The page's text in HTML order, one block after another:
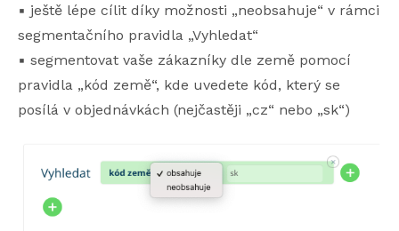
▪️ ještě lépe cílit díky možnosti „neobsahuje“ v rámci
segmentačního pravidla „Vyhledat“
▪️ segmentovat vaše zákazníky dle země pomocí
pravidla „kód země“, kde uvedete kód, který se
posílá v objednávkách (nejčastěji „cz“ nebo „sk“)